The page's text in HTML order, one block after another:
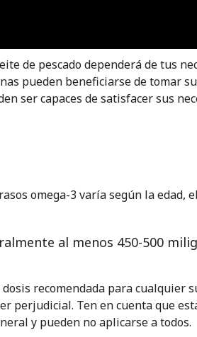
de pescado dependerá de tus
pueden beneficiarse de tomar
ser capaces de satisfacer sus
omega-3 varía según la edad,
al menos 450-500
recomendada para cualquier
perjudicial. Ten en cuenta que
y pueden no aplicarse a todos.